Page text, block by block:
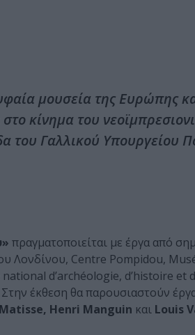
μουσεία της Ευρώπης
κίνημα του
του Γαλλικού Υπουργείου
πραγματοποιείται με έργα από
Λονδίνου, Centre Pompidou,
d’archéologie, d’histoire et
έκθεση θα παρουσιαστούν
Henri Manguin και Louis